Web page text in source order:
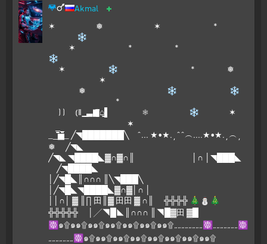
Akmal +
✶ ❅ ✶ *
❄
✶ * *
❄
✶ ❄ * ❅
✶
❅ ❄ ❄
*
) ) ⦅‖ ͇͇ ͇͇▃▇͇͇͌̿̿⌂͇͇▌ ❅ ❄ ✶
✶
__̅̏̏̏̏̋̋̏̏▅̅̏̏̏̋̏_ ╱◥███████╲ ˆ... ★•★.¸ˆˆ︵....★•★.¸︵¸
❅ ╱◥◣
╱◥◣ ◥████◣▓∩▓∩║ │∩ │◥███◣
╱◥████◣
│╱◥█◣║∩∩∩ ║╲◥███╲
│╱◥█◣◥████◣▓∩▓│∩ │
││∩│ ▓ ║∏ 田║▓ 田田 ▓ ∩║ ╬╬╬╬ 🎄⛄🎄
╬╬╬╬╬ │╱◥█◣║∩∩∩ ║◥█▓田 ▓█
☸๑۩๑๑۩๑๑۩๑๑۩๑๑۩๑๑۩๑๑۩„„„„„„„„☸„„„„„„„☸
„„„„„„„☸๑۩๑๑۩๑๑۩๑๑۩๑๑۩๑๑۩๑๑۩๑๑۩